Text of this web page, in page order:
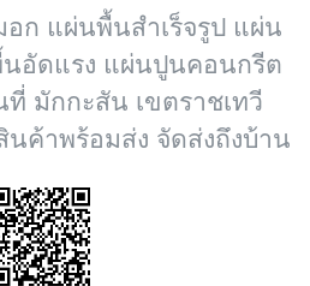
ก แผ่นพื้นสำเร็จรูป แผ่น
อัดแรง แผ่นปูนคอนกรีต
มักกะสัน เขตราชเทวี
นค้าพร้อมส่ง จัดส่งถึงบ้าน